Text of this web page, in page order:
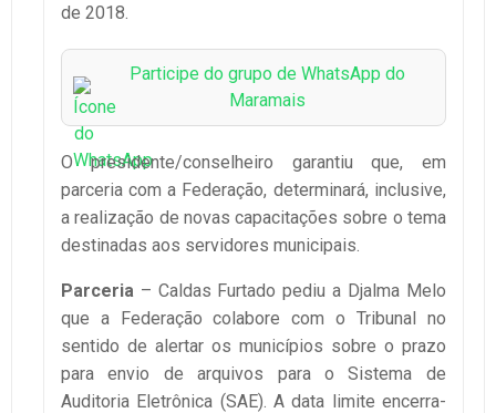
de 2018.
Participe do grupo de WhatsApp do
Maramais
O presidente/conselheiro garantiu que, em
parceria com a Federação, determinará, inclusive,
a realização de novas capacitações sobre o tema
destinadas aos servidores municipais.
Parceria – Caldas Furtado pediu a Djalma Melo
que a Federação colabore com o Tribunal no
sentido de alertar os municípios sobre o prazo
para envio de arquivos para o Sistema de
Auditoria Eletrônica (SAE). A data limite encerra-